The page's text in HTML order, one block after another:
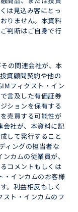
は見込み客にとっ
りません。本資料
判断はご自身で行
の関連会社が、本
資顧問契約や他の
フィクスト・イン
言及した有価証券
ションを保有する
売買する可能性が
会社が、本資料に記
して発行すること
ィングの担当者な
カムの従業員が、
コメントもしくは
・インカムのお客様
。利益相反もしく
スト・インカムのフ